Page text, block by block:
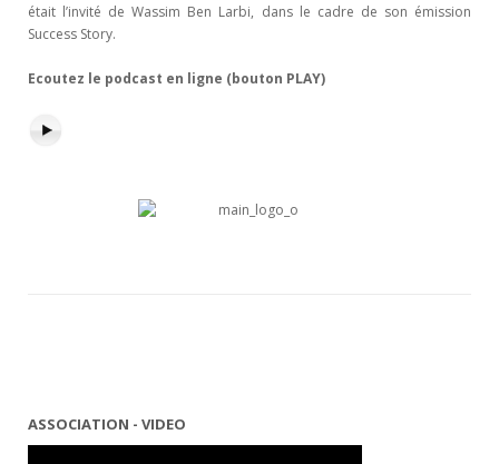
était l’invité de Wassim Ben Larbi, dans le cadre de son émission
Success Story.
Ecoutez le podcast en ligne (bouton PLAY)
ASSOCIATION - VIDEO